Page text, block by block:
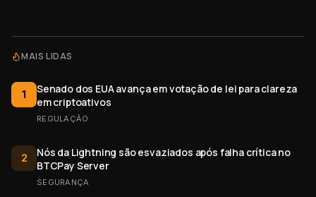
MAIS LIDAS
1
Senado dos EUA avança em votação de lei para clareza
em criptoativos
REGULAÇÃO
2
Nós da Lightning são esvaziados após falha crítica no
BTCPay Server
SEGURANÇA